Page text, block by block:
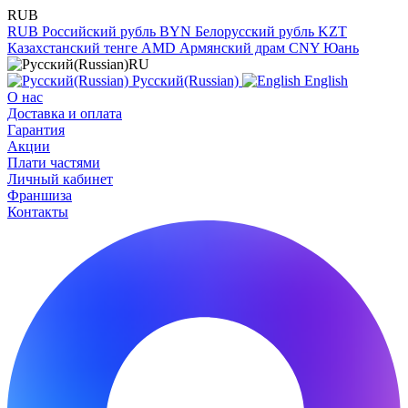
RUB
RUB Российский рубль BYN Белорусский рубль KZT
Казахстанский тенге AMD Армянский драм CNY Юань
RU
Русский(Russian)
English
О нас
Доставка и оплата
Гарантия
Акции
Плати частями
Личный кабинет
Франшиза
Контакты